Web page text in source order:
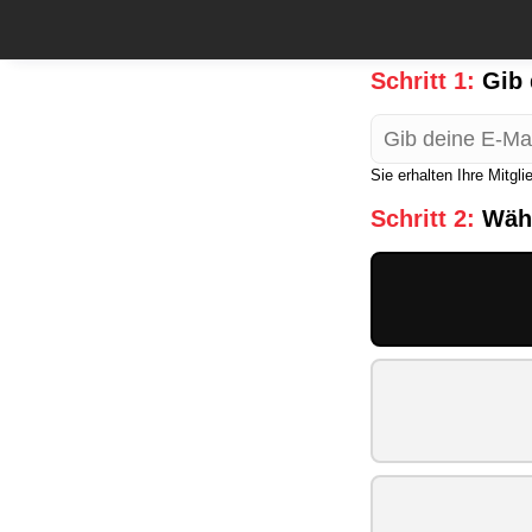
Schritt 1: Gib
Sie erhalten Ihre
Schritt 2: